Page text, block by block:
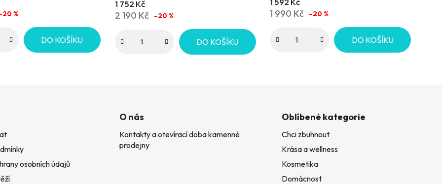
%
DO KOŠÍKU
1 752 Kč
2 190 Kč –20 %
DO KOŠÍKU
hvězdiček.
1 990 Kč –20 %
DO KOŠÍKU
osobních údajů
O nás
Kontakty a otevírací doba kamenné
prodejny
Oblíbené kategorie
Chci zbuhnout
Krása a wellness
Kosmetika
Domácnost